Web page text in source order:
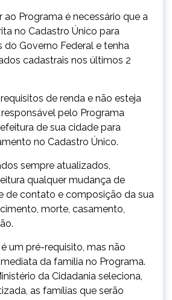
ao Programa é necessário que a
no Cadastro Único para
do Governo Federal e tenha
cadastrais nos últimos 2
de renda e não esteja
pelo Programa
de sua cidade para
no Cadastro Único.
sempre atualizados,
qualquer mudança de
de contato e composição da sua
morte, casamento,
um pré-requisito, mas não
da família no Programa.
da Cidadania seleciona,
as famílias que serão